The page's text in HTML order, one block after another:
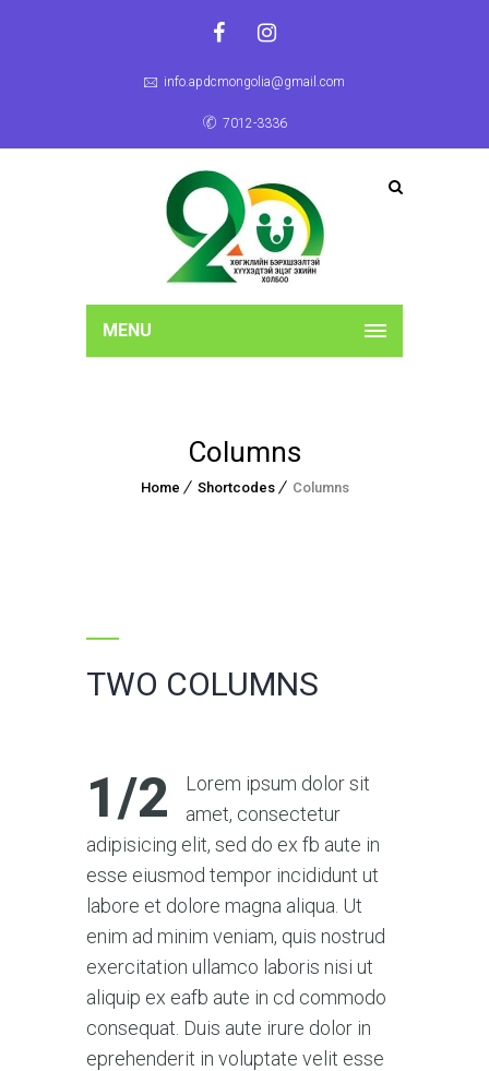
info.apdcmongolia@gmail.com
7012-3336
MENU
Columns
Home Shortcodes Columns
TWO COLUMNS
1/2
Lorem ipsum dolor sit
amet, consectetur
adipisicing elit, sed do ex fb aute in
esse eiusmod tempor incididunt ut
labore et dolore magna aliqua. Ut
enim ad minim veniam, quis nostrud
exercitation ullamco laboris nisi ut
aliquip ex eafb aute in cd commodo
consequat. Duis aute irure dolor in
eprehenderit in voluptate velit esse